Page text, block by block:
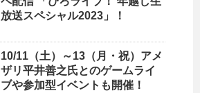
放送スペシャル2023」！
10/11（土）～13（月・祝）アメ
ザリ平井善之氏とのゲームライ
ブや参加型イベントも開催！